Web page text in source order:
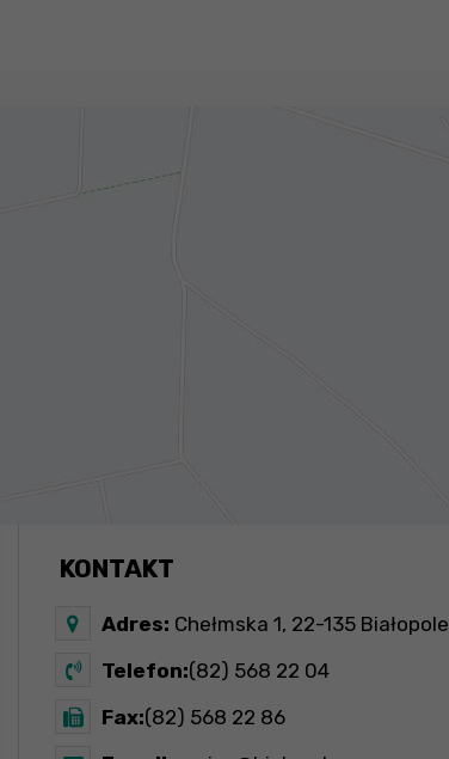
KONTAKT
Adres: Chełmska 1, 22-135 Białopole
Telefon:(82) 568 22 04
Fax:(82) 568 22 86